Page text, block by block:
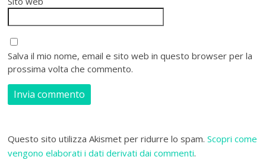
Salva il mio nome, email e sito web in questo browser per la
prossima volta che commento.
Questo sito utilizza Akismet per ridurre lo spam.Scopri come
vengono elaborati i dati derivati dai commenti.